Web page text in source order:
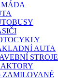
AUTA
STROJE
ZAMILOVANÉ